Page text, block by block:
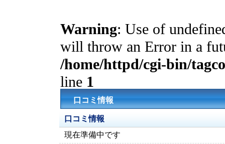
Warning: Use of
will throw an Error in a
/home/httpd/cgi-bin/
line 1
口コミ情報
口コミ情報
現在準備中です